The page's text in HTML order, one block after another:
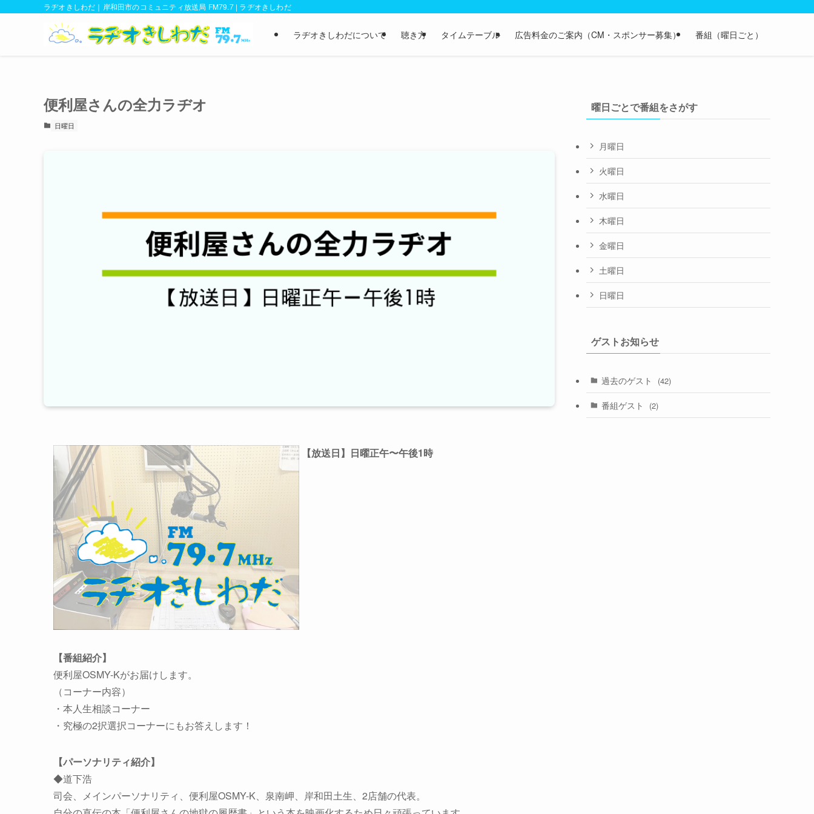
ラヂオきしわだ｜岸和田市のコミュニティ放送局 FM79.7 | ラヂオきしわだ
ラヂオきしわだについて 聴き方 タイムテーブル 広告料金のご案内（CM・スポンサー募集） 番組（曜日ごと）
便利屋さんの全力ラヂオ
日曜日
【放送日】日曜正午〜午後1時
【番組紹介】
便利屋OSMY-Kがお届けします。
（コーナー内容）
・本人生相談コーナー
・究極の2択選択コーナーにもお答えします！
【パーソナリティ紹介】
◆道下浩
司会、メインパーソナリティ、便利屋OSMY-K、泉南岬、岸和田土生、2店舗の代表。
曜日ごとで番組をさがす
月曜日
火曜日
水曜日
木曜日
金曜日
土曜日
日曜日
ゲストお知らせ
過去のゲスト (42)
番組ゲスト (2)